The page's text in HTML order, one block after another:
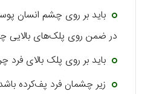
باید بر روی چشم انسان
در ضمن روی پلک‌های بالایی
باید بر روی پلک بالای فرد
زیر چشمان فرد پف‌کرده